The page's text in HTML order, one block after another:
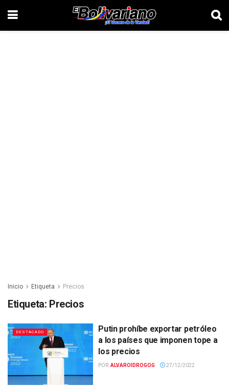
Inicio Etiqueta Precios
Etiqueta: Precios
DESTACADO
Putin prohíbe exportar petróleo
a los países que imponen tope a
los precios
POR:ALVAROIDROGOG 27/12/2022